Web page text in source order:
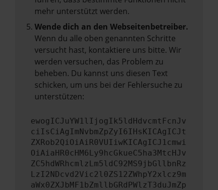
mehr unterstützt werden.
Wende dich an den Webseitenbetreiber.
Wenn du alle oben genannten Schritte
versucht hast, kontaktiere uns bitte. Wir
werden versuchen, das Problem zu
beheben. Du kannst uns diesen Text
schicken, um uns bei der Fehlersuche zu
unterstützen:
ewogICJuYW1lIjogIk5ldHdvcmtFcnJv
ciIsCiAgImNvbmZpZyI6IHsKICAgICJt
ZXRob2QiOiAiR0VUIiwKICAgICJ1cmwi
OiAiaHR0cHM6Ly9hcGkueC5ha3MtcHJv
ZC5hdWRhcmlzLm5ldC92MS9jbGllbnRz
LzI2NDcvd2Vic2l0ZS12ZWhpY2xlcz9m
aWx0ZXJbMF1bZmllbGRdPWlzT3duJmZp